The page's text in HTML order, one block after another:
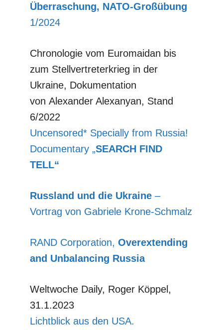
Überraschung, NATO-Großübung
1/2024
Chronologie vom Euromaidan bis
zum Stellvertreterkrieg in der
Ukraine, Dokumentation
von Alexander Alexanyan, Stand
6/2022
Uncensored* Specially from Russia!
Documentary „SEARCH FIND
TELL“
Russland und die Ukraine –
Vortrag von Gabriele Krone-Schmalz
RAND Corporation, Overextending
and Unbalancing Russia
Weltwoche Daily, Roger Köppel,
31.1.2023
Lichtblick aus den USA.